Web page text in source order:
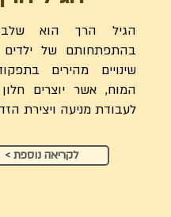
הגיל הרך הוא
בהתפתחותם של ילדים
שינויים מהירים
המוח, אשר יוצרים חלון
לעבודת מניעה ויצירת
< לקריאה נוספת